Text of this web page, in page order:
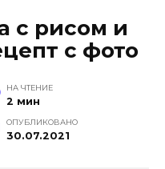
с рисом и
с фото
НА ЧТЕНИЕ
2 мин
ОПУБЛИКОВАНО
30.07.2021